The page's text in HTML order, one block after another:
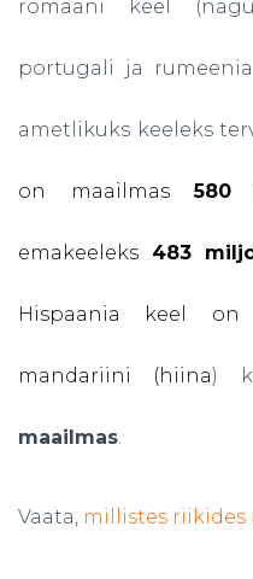
romaani keel
portugali ja
ametlikuks keeleks
on maailmas580
emakeeleks 483
Hispaania keel
mandariini (hiina)
maailmas.
Vaata, millistes riikides